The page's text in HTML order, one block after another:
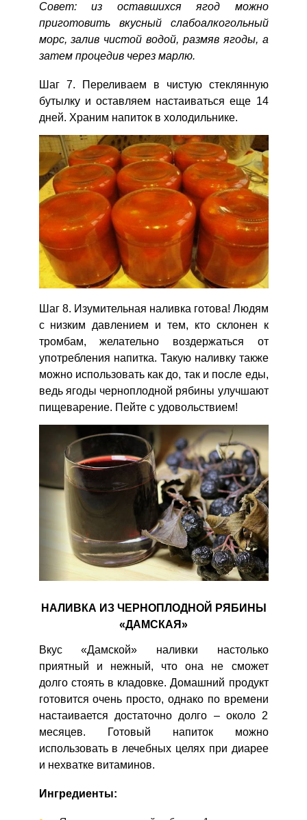
Совет: из оставшихся ягод можно
приготовить вкусный слабоалкогольный
морс, залив чистой водой, размяв ягоды, а
затем процедив через марлю.
Шаг 7. Переливаем в чистую стеклянную
бутылку и оставляем настаиваться еще 14
дней. Храним напиток в холодильнике.
Шаг 8. Изумительная наливка готова! Людям
с низким давлением и тем, кто склонен к
тромбам, желательно воздержаться от
употребления напитка. Такую наливку также
можно использовать как до, так и после еды,
ведь ягоды черноплодной рябины улучшают
пищеварение. Пейте с удовольствием!
НАЛИВКА ИЗ ЧЕРНОПЛОДНОЙ РЯБИНЫ
«ДАМСКАЯ»
Вкус «Дамской» наливки настолько
приятный и нежный, что она не сможет
долго стоять в кладовке. Домашний продукт
готовится очень просто, однако по времени
настаивается достаточно долго – около 2
месяцев. Готовый напиток можно
использовать в лечебных целях при диарее
и нехватке витаминов.
Ингредиенты: